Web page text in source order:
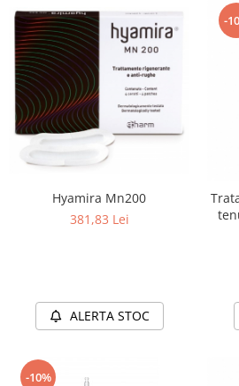
Hyamira Mn200
381,83 Lei
ALERTA STOC
-
-10%